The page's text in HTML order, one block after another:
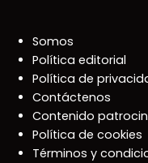
Somos
Política editorial
Política de
Contáctenos
Contenido
Política de cookies
Términos y